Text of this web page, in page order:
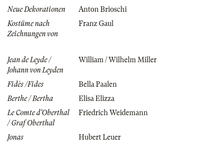
Neue Dekorationen
Anton Brioschi
Kostüme nach
Zeichnungen von
Franz Gaul
Jean de Leyde /
Johann von Leyden
William / Wilhelm Miller
Fidès /Fides
Bella Paalen
Berthe / Bertha
Elisa Elizza
Le Comte d'Oberthal
/ Graf Oberthal
Friedrich Weidemann
Jonas Hubert Leuer